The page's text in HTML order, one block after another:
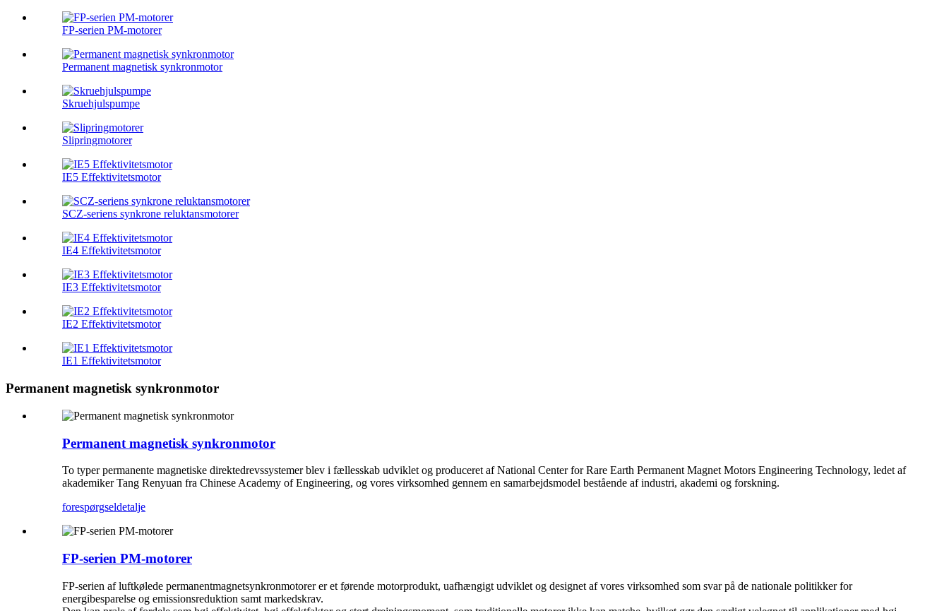
FP-serien PM-motorer
Permanent magnetisk synkronmotor
Skruehjulspumpe
Slipringmotorer
IE5 Effektivitetsmotor
SCZ-seriens synkrone reluktansmotorer
IE4 Effektivitetsmotor
IE3 Effektivitetsmotor
IE2 Effektivitetsmotor
IE1 Effektivitetsmotor
Permanent magnetisk synkronmotor
Permanent magnetisk synkronmotor
To typer permanente magnetiske direktedrevssystemer blev i fællesskab udviklet og produceret af National Center for Rare Earth Permanent Magnet Motors Engineering Technology, ledet af
akademiker Tang Renyuan fra Chinese Academy of Engineering, og vores virksomhed gennem en samarbejdsmodel bestående af industri, akademi og forskning.
forespørgseldetalje
FP-serien PM-motorer
FP-serien af ​​luftkølede permanentmagnetsynkronmotorer er et førende motorprodukt, uafhængigt udviklet og designet af vores virksomhed som svar på de nationale politikker for
energibesparelse og emissionsreduktion samt markedskrav.